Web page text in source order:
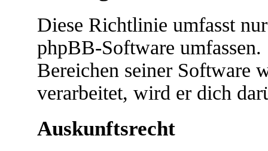
Diese Richtlinie umfasst
phpBB-Software
Bereichen seiner Software
verarbeitet, wird er dich
Auskunftsrecht